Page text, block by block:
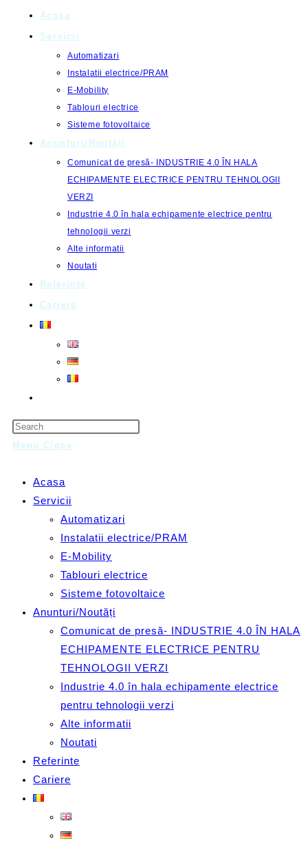
Acasa
Servicii
Automatizari
Instalatii electrice/PRAM
E-Mobility
Tablouri electrice
Sisteme fotovoltaice
Anunturi/Noutăți
Comunicat de presă- INDUSTRIE 4.0 ÎN HALA
ECHIPAMENTE ELECTRICE PENTRU TEHNOLOGII
VERZI
Industrie 4.0 în hala echipamente electrice pentru
tehnologii verzi
Alte informatii
Noutati
Referinte
Cariere
website
Menu Close
Acasa
Servicii
Automatizari
Instalatii electrice/PRAM
E-Mobility
Tablouri electrice
Sisteme fotovoltaice
Anunturi/Noutăți
Comunicat de presă- INDUSTRIE 4.0 ÎN HALA
ECHIPAMENTE ELECTRICE PENTRU
TEHNOLOGII VERZI
Industrie 4.0 în hala echipamente electrice
pentru tehnologii verzi
Alte informatii
Noutati
Referinte
Cariere